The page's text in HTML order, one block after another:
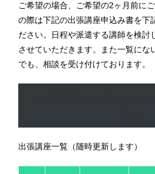
ご希望の場合、ご希望の2ヶ月前に
の際は下記の出張講座申込み書を下
ださい。日程や派遣する講師を検討
させていただきます。また一覧にな
でも、相談を受け付けております。
出張講座一覧（随時更新します）